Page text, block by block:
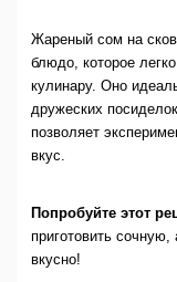
Жареный сом на
блюдо, которое
кулинару. Оно
дружеских
позволяет
вкус.
Попробуйте этот
приготовить
вкусно!